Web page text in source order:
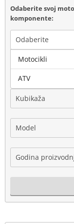
Odaberite svoj
komponente:
Odaberite
Marka
Kubikaža
Model
Godina
Motocikli
ATV